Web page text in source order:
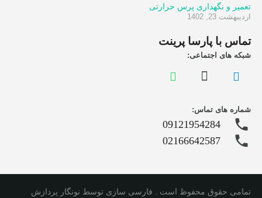
تعمیر و نگهداری پرس حرارتی
اردیبهشت 23, 1402
تماس با پارسا پرینت
شبکه های اجتماعی:
شماره های تماس:
phone
09121954284
phone
02166642587
تمامی حقوق محفوظ است . فارسی سازی توسط نونگار پردازش